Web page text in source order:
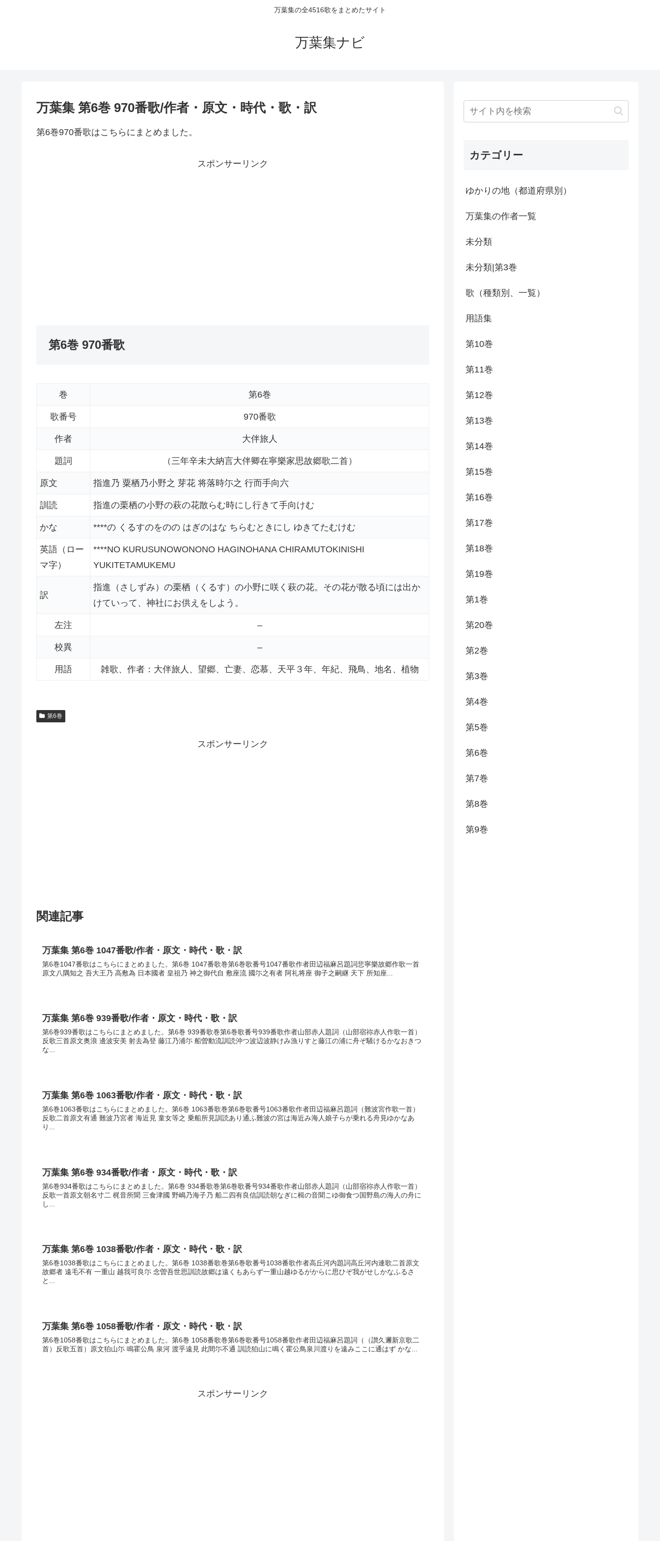
万葉集の全4516歌をまとめたサイト
万葉集ナビ
万葉集 第6巻 970番歌/作者・原文・時代・歌・訳
第6巻970番歌はこちらにまとめました。
スポンサーリンク
第6巻 970番歌
巻 第6巻
歌番号 970番歌
作者 大伴旅人
題詞 （三年辛未大納言大伴卿在寧樂家思故郷歌二首）
原文 指進乃 粟栖乃小野之 芽花 将落時尓之 行而手向六
訓読 指進の栗栖の小野の萩の花散らむ時にし行きて手向けむ
かな ****の くるすのをのの はぎのはな ちらむときにし ゆきてたむけむ
英語（ロー
マ字）
****NO KURUSUNOWONONO HAGINOHANA CHIRAMUTOKINISHI
YUKITETAMUKEMU
訳
指進（さしずみ）の栗栖（くるす）の小野に咲く萩の花。その花が散る頃には出か
けていって、神社にお供えをしよう。
左注 –
校異 –
用語 雑歌、作者：大伴旅人、望郷、亡妻、恋慕、天平３年、年紀、飛鳥、地名、植物
第6巻
スポンサーリンク
関連記事
万葉集 第6巻 1047番歌/作者・原文・時代・歌・訳
第6巻1047番歌はこちらにまとめました。第6巻 1047番歌巻第6巻歌番号1047番歌作者田辺福麻呂題詞悲寧樂故郷作歌一首
原文八隅知之 吾大王乃 高敷為 日本國者 皇祖乃 神之御代自 敷座流 國尓之有者 阿礼将座 御子之嗣継 天下 所知座...
万葉集 第6巻 939番歌/作者・原文・時代・歌・訳
第6巻939番歌はこちらにまとめました。第6巻 939番歌巻第6巻歌番号939番歌作者山部赤人題詞（山部宿祢赤人作歌一首）
反歌三首原文奥浪 邊波安美 射去為登 藤江乃浦尓 船曽動流訓読沖つ波辺波静けみ漁りすと藤江の浦に舟ぞ騒けるかなおきつ
な...
万葉集 第6巻 1063番歌/作者・原文・時代・歌・訳
第6巻1063番歌はこちらにまとめました。第6巻 1063番歌巻第6巻歌番号1063番歌作者田辺福麻呂題詞（難波宮作歌一首）
反歌二首原文有通 難波乃宮者 海近見 童女等之 乗船所見訓読あり通ふ難波の宮は海近み海人娘子らが乗れる舟見ゆかなあ
り...
万葉集 第6巻 934番歌/作者・原文・時代・歌・訳
第6巻934番歌はこちらにまとめました。第6巻 934番歌巻第6巻歌番号934番歌作者山部赤人題詞（山部宿祢赤人作歌一首）
反歌一首原文朝名寸二 梶音所聞 三食津國 野嶋乃海子乃 船二四有良信訓読朝なぎに楫の音聞こゆ御食つ国野島の海人の舟に
し...
万葉集 第6巻 1038番歌/作者・原文・時代・歌・訳
第6巻1038番歌はこちらにまとめました。第6巻 1038番歌巻第6巻歌番号1038番歌作者高丘河内題詞高丘河内連歌二首原文
故郷者 遠毛不有 一重山 越我可良尓 念曽吾世思訓読故郷は遠くもあらず一重山越ゆるがからに思ひぞ我がせしかなふるさ
と...
万葉集 第6巻 1058番歌/作者・原文・時代・歌・訳
第6巻1058番歌はこちらにまとめました。第6巻 1058番歌巻第6巻歌番号1058番歌作者田辺福麻呂題詞（（讃久邇新京歌二
首）反歌五首）原文狛山尓 鳴霍公鳥 泉河 渡乎遠見 此間尓不通 訓読狛山に鳴く霍公鳥泉川渡りを遠みここに通はず かな...
スポンサーリンク
カテゴリー
ゆかりの地（都道府県別）
万葉集の作者一覧
未分類
未分類|第3巻
歌（種類別、一覧）
用語集
第10巻
第11巻
第12巻
第13巻
第14巻
第15巻
第16巻
第17巻
第18巻
第19巻
第1巻
第20巻
第2巻
第3巻
第4巻
第5巻
第6巻
第7巻
第8巻
第9巻